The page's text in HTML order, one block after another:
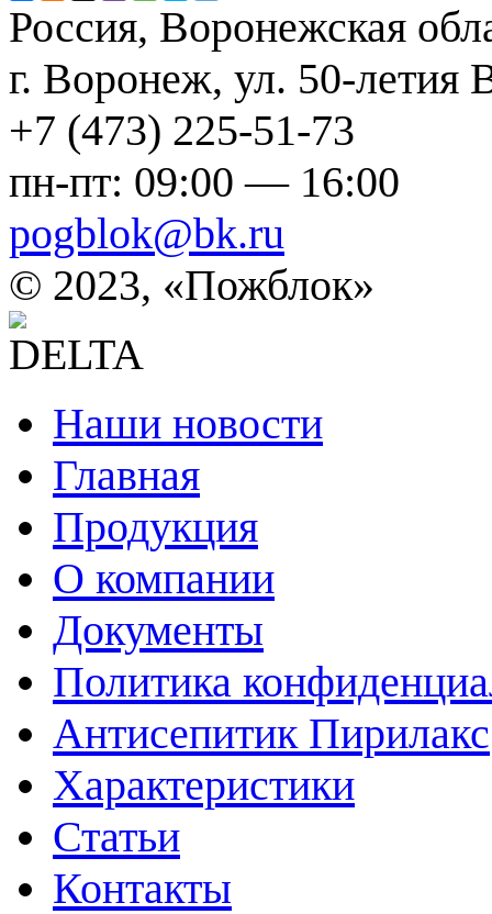
Россия, Воронежская
г. Воронеж, ул. 50-
+7 (473) 225-51-73
пн-пт: 09:00 — 16:00
pogblok@bk.ru
© 2023, «Пожблок»
Наши новости
Главная
Продукция
О компании
Документы
Политика
Антисепитик Пирилакс
Характеристики
Статьи
Контакты